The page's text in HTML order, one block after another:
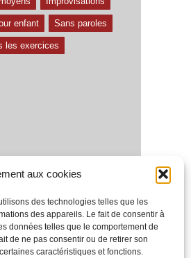
aux cookies
des technologies telles que les
des appareils. Le fait de consentir à
données telles que le comportement de
de ne pas consentir ou de retirer son
caractéristiques et fonctions.
enfant Sans paroles
les exercices